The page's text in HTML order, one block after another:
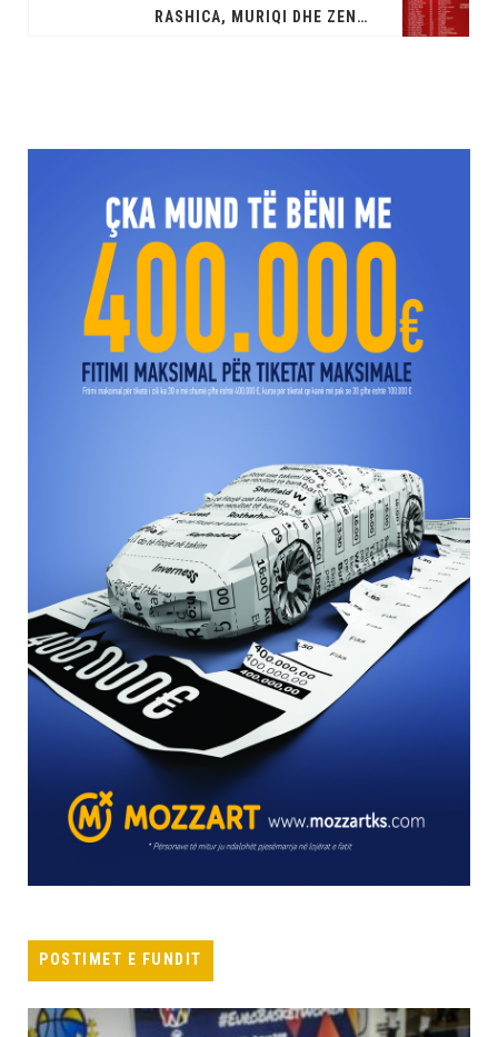
RASHICA, MURIQI DHE ZENELI TË PAPREKSHËM, POR KUSH DO T’I ZËVENDËSOJË KRYEZIUN, BERISHËN DHE SHALËN?
POSTIMET E FUNDIT